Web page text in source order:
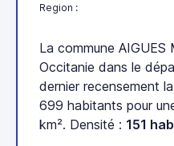
Region :
La commune AIGUES
Occitanie dans le
dernier recensement
699 habitants pour
km². Densité : 151